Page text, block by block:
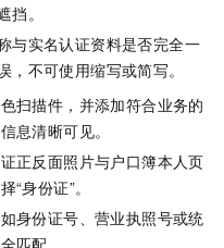
。
与实名认证资料是否完全一
不可使用缩写或简写。
扫描件，并添加符合业务的
息清晰可见。
正反面照片与户口簿本人页
身份证”。
身份证号、营业执照号或统